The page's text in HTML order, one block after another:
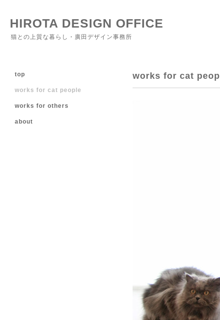
HIROTA DESIGN OFFICE
猫との上質な暮らし・廣田デザイン事務所
works for cat
top
works for cat people
works for others
about